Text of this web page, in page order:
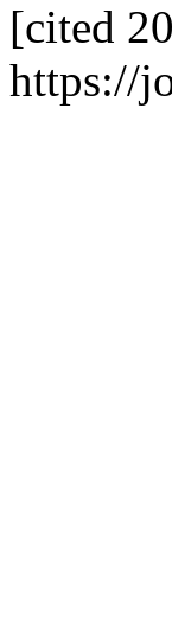
[cited
https://